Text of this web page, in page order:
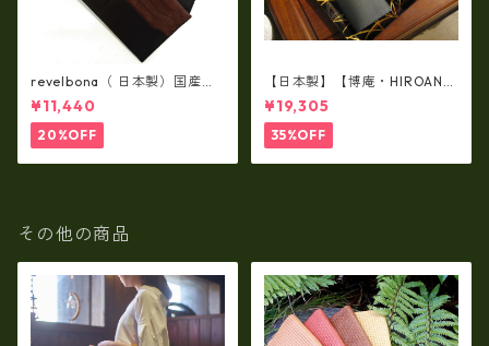
revelbona（ 日本製）国産牛
革製・お札入れ ロングウォ
レット rl-001
¥11,440
20%OFF
【日本製】【博庵・HIROAN】
最高級牛革（ボーテッド）札
入れ・長財布 ha-21535
¥19,305
35%OFF
その他の商品